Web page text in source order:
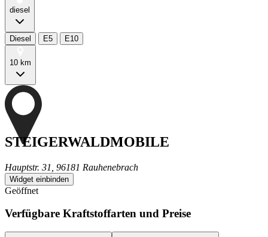
diesel
Diesel E5 E10
10 km
STEIGERWALDMOBILE
Hauptstr. 31, 96181 Rauhenebrach
Widget einbinden
Geöffnet
Verfügbare Kraftstoffarten und Preise